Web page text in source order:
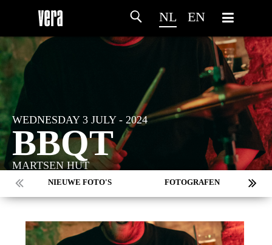
NL EN
WEDNESDAY 3 JULY - 2024
BBQT
MARTSEN HUT
NIEUWE FOTO'S FOTOGRAFEN
MARC DE KROSSE
PEER